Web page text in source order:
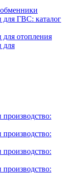
для ГВС: каталог
отопления
для